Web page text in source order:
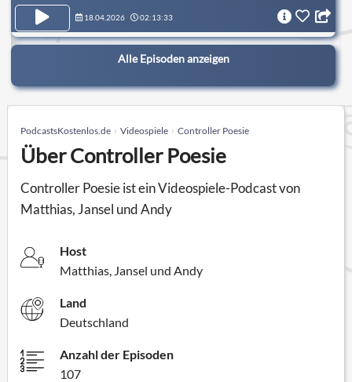
18.04.2026 02:13:33
Alle Episoden anzeigen
PodcastsKostenlos.de Videospiele Controller Poesie
Über Controller Poesie
Controller Poesie ist ein Videospiele-Podcast von
Matthias, Jansel und Andy
Host
Matthias, Jansel und Andy
Land
Deutschland
Anzahl der Episoden
107